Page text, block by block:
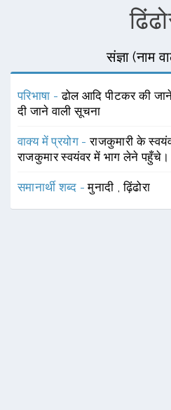
संज्ञा (नाम
परिभाषा -ढोल आदि पीटकर की
दी जाने वाली सूचना
वाक्य में प्रयोग -राजकुमारी के
राजकुमार स्वयंवर में भाग लेने पहुँचे।
समानार्थी शब्द -मुनादी ,ढ़िंढोरा